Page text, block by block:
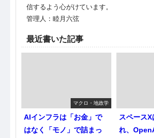
信するよう心がけています。
管理人：睦月六弦
最近書いた記事
マクロ・地政学
AIインフラは「お金」で
はなく「モノ」で詰まっ
スペースX
れ、